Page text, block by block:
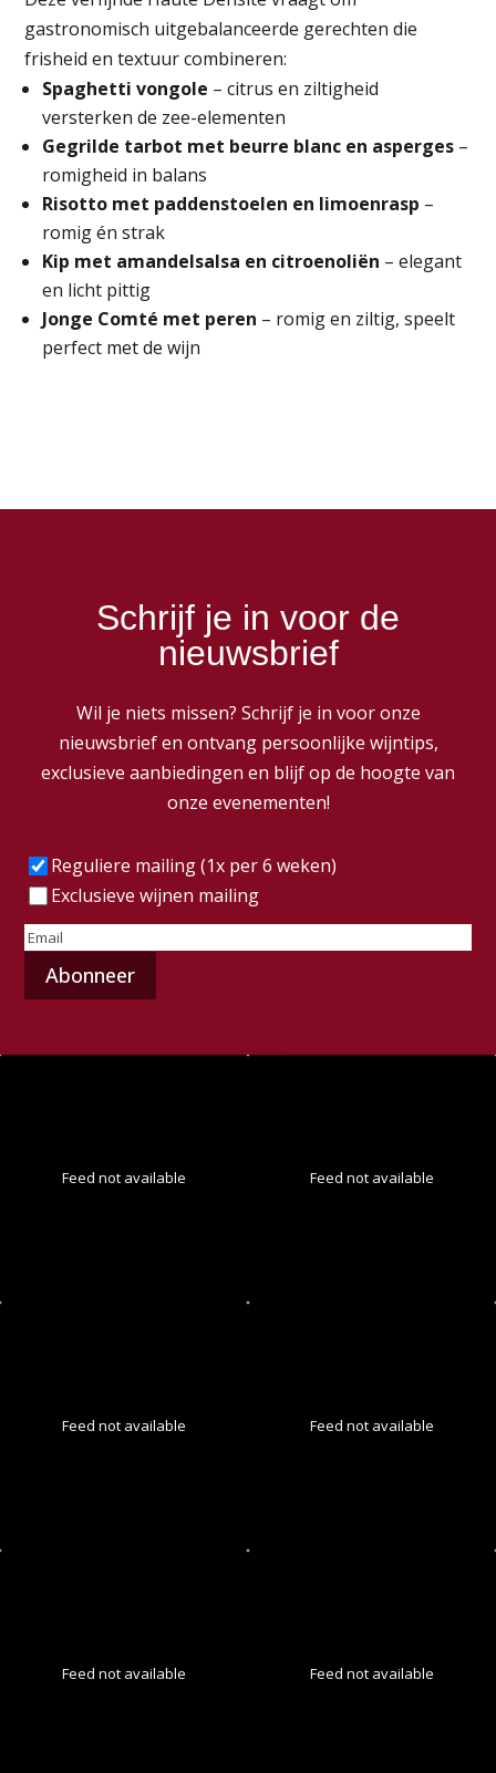
gastronomisch uitgebalanceerde gerechten die
frisheid en textuur combineren:
Spaghetti vongole – citrus en ziltigheid
versterken de zee-elementen
Gegrilde tarbot met beurre blanc en asperges –
romigheid in balans
Risotto met paddenstoelen en limoenrasp –
romig én strak
Kip met amandelsalsa en citroenoliën – elegant
en licht pittig
Jonge Comté met peren – romig en ziltig, speelt
perfect met de wijn
Schrijf je in voor de
nieuwsbrief
Wil je niets missen? Schrijf je in voor onze
nieuwsbrief en ontvang persoonlijke wijntips,
exclusieve aanbiedingen en blijf op de hoogte van
onze evenementen!
Frequentie(Vereist)
Reguliere mailing (1x per 6 weken)
Exclusieve wijnen mailing
E-
mailadres
Feed not available Feed not available
Feed not available Feed not available
Feed not available Feed not available